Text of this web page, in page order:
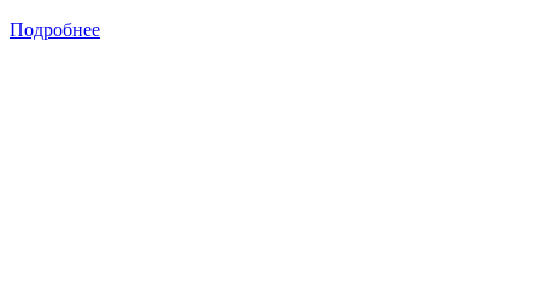
Подробнее